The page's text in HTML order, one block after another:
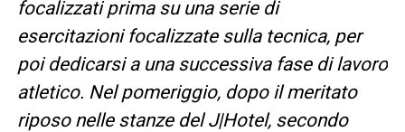
focalizzati prima su una serie di
esercitazioni focalizzate sulla tecnica, per
poi dedicarsi a una successiva fase di lavoro
atletico. Nel pomeriggio, dopo il meritato
riposo nelle stanze del J|Hotel, secondo